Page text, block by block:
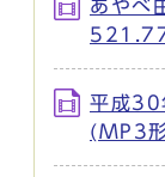
あやべ
平成30
(MP3